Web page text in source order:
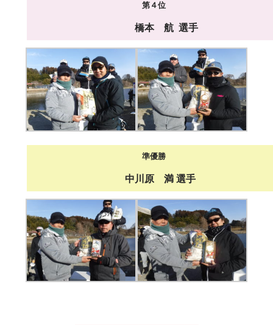
第４位
橋本 航 選手
準優勝
中川原 満 選手